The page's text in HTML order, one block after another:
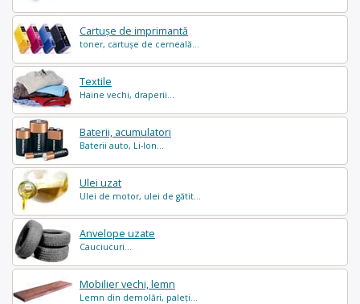
Cartușe de imprimantă
toner, cartușe de cerneală...
Textile
Haine vechi, draperii...
Baterii, acumulatori
Baterii auto, Li-Ion...
Ulei uzat
Ulei de motor, ulei de gătit...
Anvelope uzate
Cauciucuri...
Mobilier vechi, lemn
Lemn din demolări, paleți...